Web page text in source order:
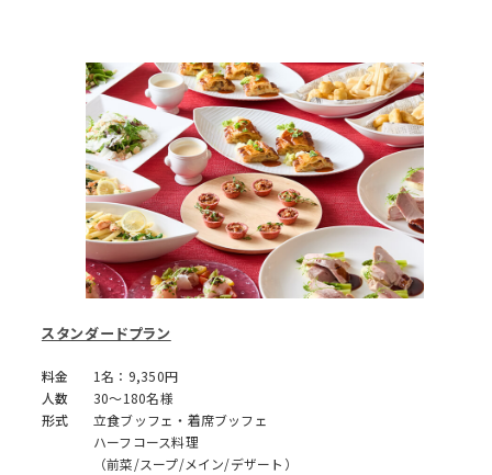
スタンダードプラン
料金
1名：9,350円
人数
30～180名様
形式
立食ブッフェ・着席ブッフェ
ハーフコース料理
（前菜/スープ/メイン/デザート）